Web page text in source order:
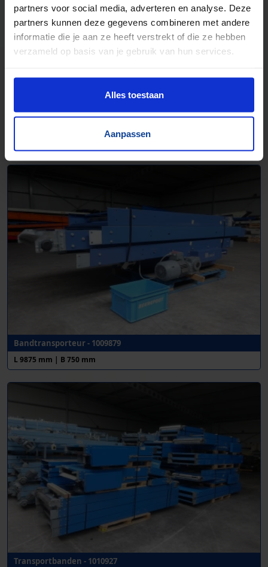
partners voor social media, adverteren en analyse. Deze
partners kunnen deze gegevens combineren met andere
informatie die je aan ze heeft verstrekt of die ze hebben
verzameld op basis van je gebruik van hun services.
Alles toestaan
Aanpassen
Bandtransporteur - 1009879
L 9875 mm | B 750 mm
Transportbanden - 1010927